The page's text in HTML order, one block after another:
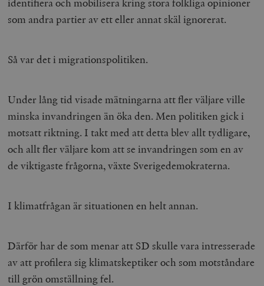
som andra partier av ett eller annat skäl ignorerat.
Så var det i migrationspolitiken.
Under lång tid visade mätningarna att fler väljare ville
minska invandringen än öka den. Men politiken gick i
motsatt riktning. I takt med att detta blev allt tydligare,
och allt fler väljare kom att se invandringen som en av
de viktigaste frågorna, växte Sverigedemokraterna.
I klimatfrågan är situationen en helt annan.
Därför har de som menar att SD skulle vara intresserade
av att profilera sig klimatskeptiker och som motståndare
till grön omställning fel.